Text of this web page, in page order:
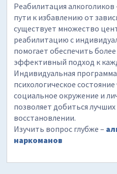
Реабилитация
пути к избавлению от
существует множество
реабилитацию с
помогает обеспечить
эффективный подход к
Индивидуальная
психологическое
социальное окружение и
позволяет добиться
восстановлении.
Изучить вопрос глубже –
наркоманов